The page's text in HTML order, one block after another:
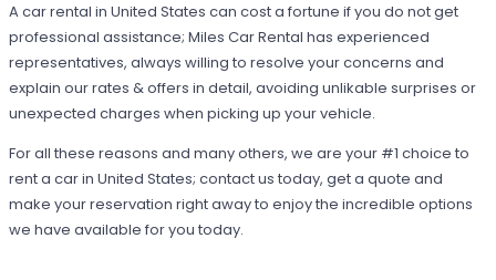
A car rental in United States can cost a fortune if you do not get
professional assistance; Miles Car Rental has experienced
representatives, always willing to resolve your concerns and
explain our rates & offers in detail, avoiding unlikable surprises or
unexpected charges when picking up your vehicle.
For all these reasons and many others, we are your #1 choice to
rent a car in United States; contact us today, get a quote and
make your reservation right away to enjoy the incredible options
we have available for you today.